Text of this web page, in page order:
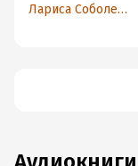
Лариса Соболева